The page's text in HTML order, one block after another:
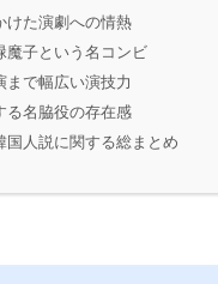
けた演劇への情熱
魔子という名コンビ
まで幅広い演技力
る名脇役の存在感
国人説に関する総まとめ